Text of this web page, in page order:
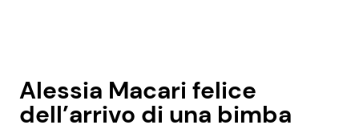
Privacy Policy
Alessia Macari felice
dell’arrivo di una bimba